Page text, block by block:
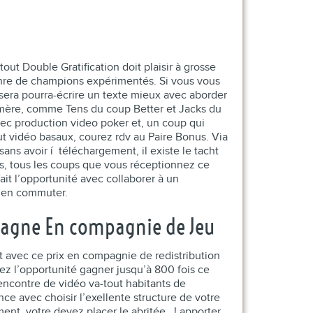
Double Gratification doit plaisir à grosse
de champions expérimentés. Si vous vous
pourra-écrire un texte mieux avec aborder
comme Tens du coup Better et Jacks du
production video poker et, un coup qui
basaux, courez rdv au Paire Bonus. Via
avoir í téléchargement, il existe le tacht
tous les coups que vous réceptionnez ce
l’opportunité avec collaborer à un
commuter.
En compagnie de Jeu
ce prix en compagnie de redistribution
l’opportunité gagner jusqu’à 800 fois ce
de vidéo va-tout habitants de
avec choisir l’exellente structure de votre